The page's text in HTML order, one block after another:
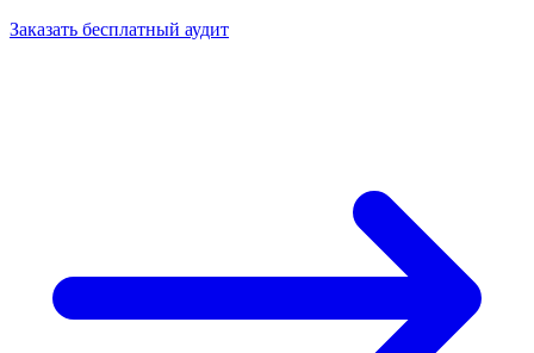
Заказать бесплатный аудит